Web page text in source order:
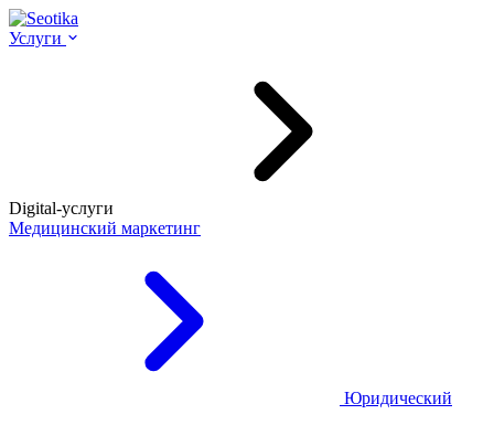
Услуги
Digital-услуги
Медицинский маркетинг
Юридический